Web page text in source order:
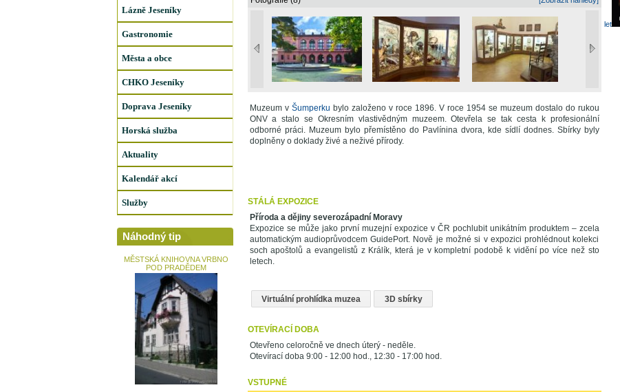
Lázně Jeseníky
Gastronomie
Města a obce
CHKO Jeseníky
Doprava Jeseníky
Horská služba
Aktuality
Kalendář akcí
Služby
Náhodný tip
MĚSTSKÁ KNIHOVNA VRBNO
POD PRADĚDEM
Muzeum v Šumperku bylo založeno v roce 1896. V roce 1954 se muzeum dostalo do rukou
ONV a stalo se Okresním vlastivědným muzeem. Otevřela se tak cesta k profesionální
odborné práci. Muzeum bylo přemístěno do Pavlínina dvora, kde sídlí dodnes. Sbírky byly
doplněny o doklady živé a neživé přírody.
STÁLÁ EXPOZICE
Příroda a dějiny severozápadní Moravy
Expozice se může jako první muzejní expozice v ČR pochlubit unikátním produktem – zcela
automatickým audioprůvodcem GuidePort. Nově je možné si v expozici prohlédnout kolekci
soch apoštolů a evangelistů z Králík, která je v kompletní podobě k vidění po více než sto
letech.
Virtuální prohlídka muzea 3D sbírky
OTEVÍRACÍ DOBA
Otevřeno celoročně ve dnech úterý - neděle.
Otevírací doba 9:00 - 12:00 hod., 12:30 - 17:00 hod.
VSTUPNÉ
let